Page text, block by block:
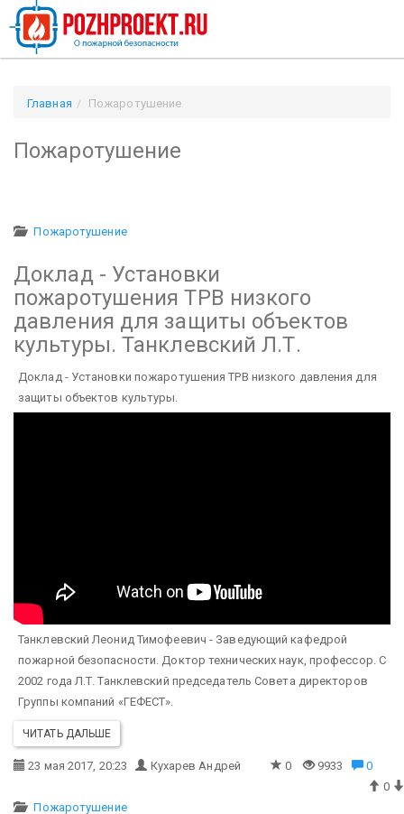
Главная Пожаротушение
Пожаротушение
Пожаротушение
Доклад - Установки
пожаротушения ТРВ низкого
давления для защиты объектов
культуры. Танклевский Л.Т.
Доклад - Установки пожаротушения ТРВ низкого давления для
защиты объектов культуры.
Танклевский Леонид Тимофеевич - Заведующий кафедрой
пожарной безопасности. Доктор технических наук, профессор. С
2002 года Л.Т. Танклевский председатель Совета директоров
Группы компаний «ГЕФЕСТ».
ЧИТАТЬ ДАЛЬШЕ
23 мая 2017, 20:23 Кухарев Андрей 0 9933
0
0
Пожаротушение